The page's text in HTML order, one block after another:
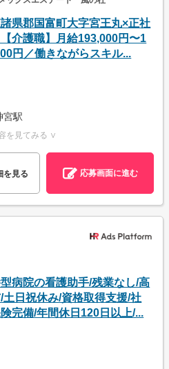
諸県郡国富町大字宮王丸×正社
【介護職】月給193,000円〜1
円／働きながらスキル...
宮駅
を見てみる ∨
を見る 応募画面に進む
病院の看護助手/残業なし/高
土日祝休み/資格取得支援/社
完備/年間休日120日以上/...